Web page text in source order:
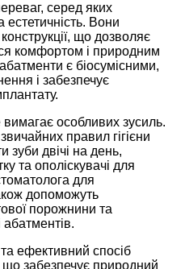
серед яких
естетичність. Вони
що дозволяє
комфортом і природним
є біосумісними,
і забезпечує
особливих зусиль.
правил гігієни
зуби двічі на день,
та ополіскувачі для
для
допоможуть
порожнини та
абатментів.
ефективний спосіб
що забезпечує природний